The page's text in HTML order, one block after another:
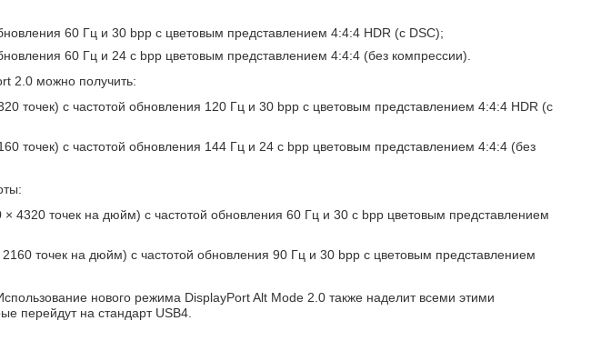
60 Гц и 30 bpp с цветовым представлением 4:4:4 HDR (с DSC);
60 Гц и 24 с bpp цветовым представлением 4:4:4 (без компрессии).
2.0 можно получить:
точек) с частотой обновления 120 Гц и 30 bpp с цветовым представлением 4:4:4 HDR (с
точек) с частотой обновления 144 Гц и 24 с bpp цветовым представлением 4:4:4 (без
4320 точек на дюйм) с частотой обновления 60 Гц и 30 с bpp цветовым представлением
точек на дюйм) с частотой обновления 90 Гц и 30 bpp с цветовым представлением
нового режима DisplayPort Alt Mode 2.0 также наделит всеми этими
перейдут на стандарт USB4.